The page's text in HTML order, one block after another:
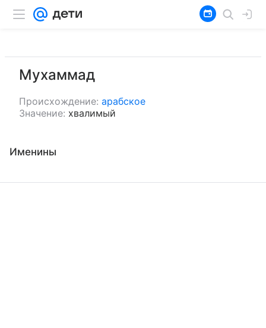
Мухаммад
Происхождение: арабское
Значение: хвалимый
Именины